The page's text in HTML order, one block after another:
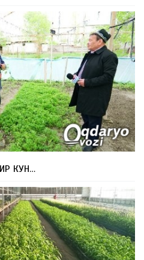
КУН…